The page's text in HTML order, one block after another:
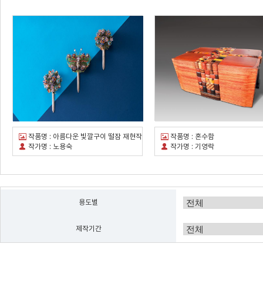
작품명 : 아름다운 빛깔구이 떨잠 재현작
작가명 : 노용숙
작품명 : 혼수함
작가명 : 기영락
용도별
제작기간